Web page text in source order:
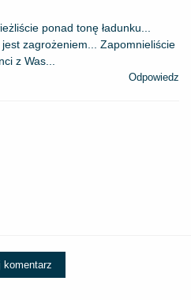
ponad tonę ładunku...
zagrożeniem... Zapomnieliście
z Was...
Odpowiedz
komentarz